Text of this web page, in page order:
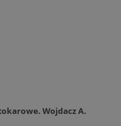
Wojdacz A.